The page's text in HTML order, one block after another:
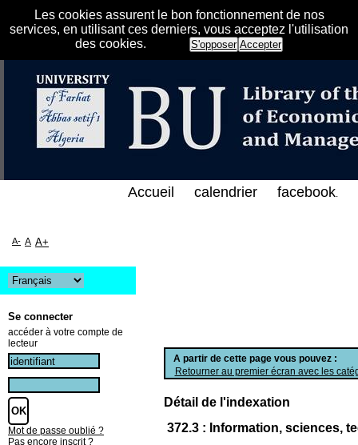
Les cookies assurent le bon fonctionnement de nos
services, en utilisant ces derniers, vous acceptez l'utilisation
des cookies.
S'opposer Accepter
الإلكتروني على الخط المباشر لمكتبة كلية
A partir de cette page vous pouvez :
Retourner au premier écran avec les
Détail de l'indexation
372.3 : Information, sciences,
Accueil calendrier facebook.
A- A A+
Se connecter
accéder à votre compte de
lecteur
Mot de passe oublié ?
Pas encore inscrit ?